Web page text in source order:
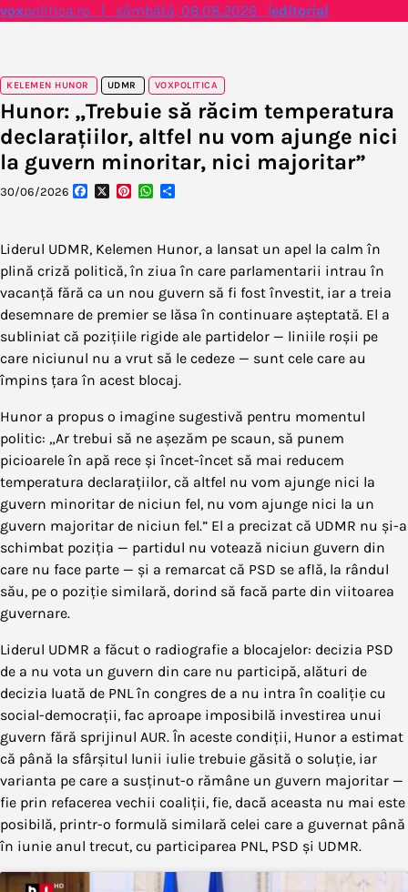
Skip
voxpolitica.ro | sâmbătă, 08.08.2026 |editorial
KELEMEN HUNOR UDMR VOXPOLITICA
Hunor: „Trebuie să răcim temperatura
declarațiilor, altfel nu vom ajunge nici
la guvern minoritar, nici majoritar”
30/06/2026 Facebook
X PinterestWhatsApp
Liderul UDMR, Kelemen Hunor, a lansat un apel la calm în
plină criză politică, în ziua în care parlamentarii intrau în
vacanță fără ca un nou guvern să fi fost învestit, iar a treia
desemnare de premier se lăsa în continuare așteptată. El a
subliniat că pozițiile rigide ale partidelor — liniile roșii pe
care niciunul nu a vrut să le cedeze — sunt cele care au
împins țara în acest blocaj.
Hunor a propus o imagine sugestivă pentru momentul
politic: „Ar trebui să ne așezăm pe scaun, să punem
picioarele în apă rece și încet-încet să mai reducem
temperatura declarațiilor, că altfel nu vom ajunge nici la
guvern minoritar de niciun fel, nu vom ajunge nici la un
guvern majoritar de niciun fel.” El a precizat că UDMR nu și-a
schimbat poziția — partidul nu votează niciun guvern din
care nu face parte — și a remarcat că PSD se află, la rândul
său, pe o poziție similară, dorind să facă parte din viitoarea
guvernare.
Liderul UDMR a făcut o radiografie a blocajelor: decizia PSD
de a nu vota un guvern din care nu participă, alături de
decizia luată de PNL în congres de a nu intra în coaliție cu
social-democrații, fac aproape imposibilă investirea unui
guvern fără sprijinul AUR. În aceste condiții, Hunor a estimat
că până la sfârșitul lunii iulie trebuie găsită o soluție, iar
varianta pe care a susținut-o rămâne un guvern majoritar —
fie prin refacerea vechii coaliții, fie, dacă aceasta nu mai este
posibilă, printr-o formulă similară celei care a guvernat până
în iunie anul trecut, cu participarea PNL, PSD și UDMR.